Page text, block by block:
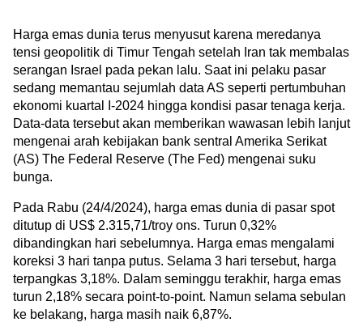
Profile
Tata Kelola
Harga emas dunia terus menyusut karena meredanya
tensi geopolitik di Timur Tengah setelah Iran tak membalas
serangan Israel pada pekan lalu. Saat ini pelaku pasar
sedang memantau sejumlah data AS seperti pertumbuhan
ekonomi kuartal I-2024 hingga kondisi pasar tenaga kerja.
Data-data tersebut akan memberikan wawasan lebih lanjut
mengenai arah kebijakan bank sentral Amerika Serikat
(AS) The Federal Reserve (The Fed) mengenai suku
bunga.
Pada Rabu (24/4/2024), harga emas dunia di pasar spot
ditutup di US$ 2.315,71/troy ons. Turun 0,32%
dibandingkan hari sebelumnya. Harga emas mengalami
koreksi 3 hari tanpa putus. Selama 3 hari tersebut, harga
terpangkas 3,18%. Dalam seminggu terakhir, harga emas
turun 2,18% secara point-to-point. Namun selama sebulan
ke belakang, harga masih naik 6,87%.